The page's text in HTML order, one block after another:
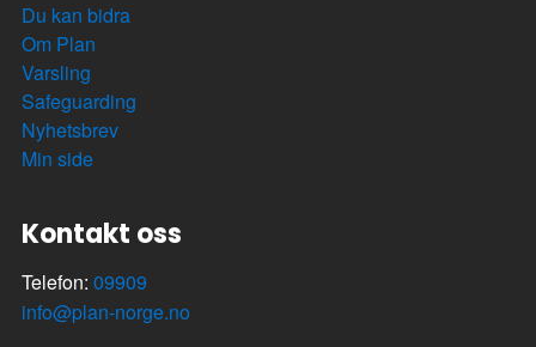
Du kan bidra
Om Plan
Varsling
Safeguarding
Nyhetsbrev
Min side
Kontakt oss
Telefon: 09909
info@plan-norge.no